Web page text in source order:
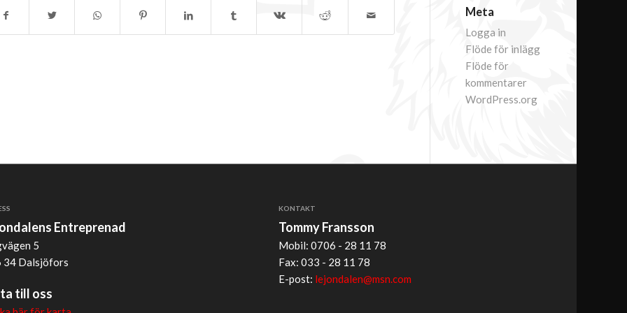
Meta
Logga in
Flöde för inlägg
Flöde för
kommentarer
WordPress.org
Entreprenad
5
34 Dalsjöfors
till oss
KONTAKT
Tommy Fransson
Mobil: 0706 - 28 11 78
Fax: 033 - 28 11 78
E-post: lejondalen@msn.com